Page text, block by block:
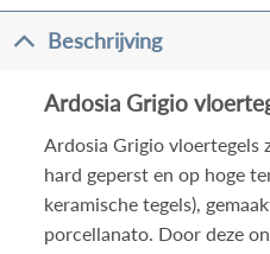
Beschrijving
Ardosia Grigio
Ardosia Grigio vloertegels
hard geperst en op hoge
keramische tegels),
porcellanato. Door deze